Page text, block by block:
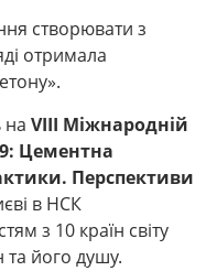
створювати з
отримала
на VIІІ Міжнародній
Цементна
Перспективи
в НСК
з 10 країн світу
та його душу.